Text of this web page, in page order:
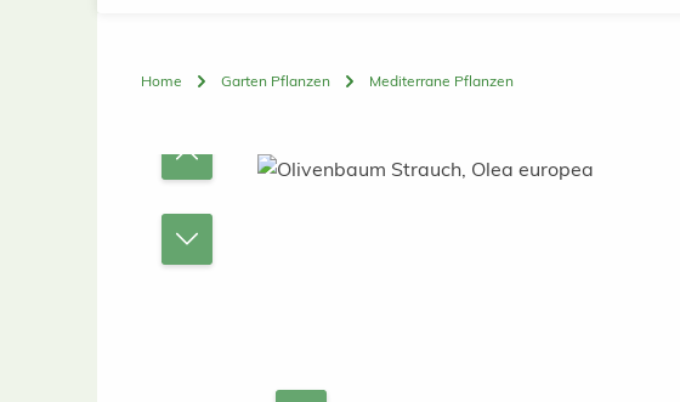
Home Garten Pflanzen Mediterrane Pflanzen
Bildergalerie überspringen